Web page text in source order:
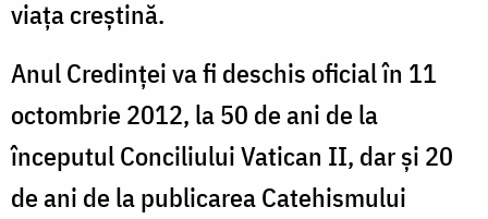
viaţa creştină.
Anul Credinţei va fi deschis oficial în 11
octombrie 2012, la 50 de ani de la
începutul Conciliului Vatican II, dar şi 20
de ani de la publicarea Catehismului